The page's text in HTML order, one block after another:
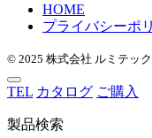
HOME
プライバシーポ
© 2025 株式会社 ルミテッ
TEL カタログ ご購入
製品検索